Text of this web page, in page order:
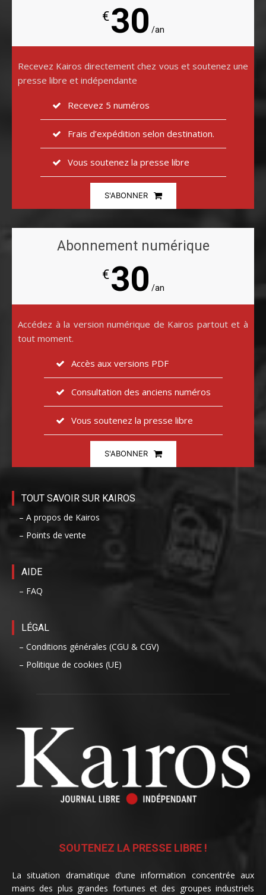
€30 /an
Recevez Kairos directement chez vous et soutenez une
presse libre et indépendante
Recevez 5 numéros
Frais d’expédition selon destination.
Vous soutenez la presse libre
S'ABONNER
Abonnement numérique
€30 /an
Accédez à la version numérique de Kairos partout et à
tout moment.
Accès aux versions PDF
Consultation des anciens numéros
Vous soutenez la presse libre
S'ABONNER
TOUT SAVOIR SUR KAIROS
– A propos de Kairos
– Points de vente
AIDE
– FAQ
LÉGAL
– Conditions générales (CGU & CGV)
– Politique de cookies (UE)
SOUTENEZ LA PRESSE LIBRE !
La situation dramatique d’une information concentrée aux
mains des plus grandes fortunes et des groupes industriels